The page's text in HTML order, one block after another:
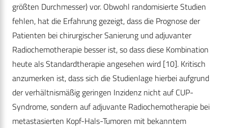
größten Durchmesser) vor. Obwohl randomisierte Studien
fehlen, hat die Erfahrung gezeigt, dass die Prognose der
Patienten bei chirurgischer Sanierung und adjuvanter
Radiochemotherapie besser ist, so dass diese Kombination
heute als Standardtherapie angesehen wird [10]. Kritisch
anzumerken ist, dass sich die Studienlage hierbei aufgrund
der verhältnismäßig geringen Inzidenz nicht auf CUP-
Syndrome, sondern auf adjuvante Radiochemotherapie bei
metastasierten Kopf-Hals-Tumoren mit bekanntem